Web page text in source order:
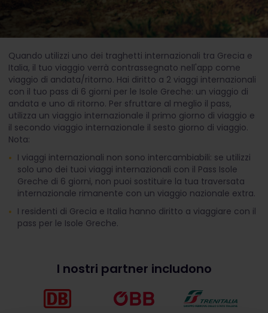
Quando utilizzi uno dei traghetti internazionali tra Grecia e
Italia, il tuo viaggio verrà contrassegnato nell'app come
viaggio di andata/ritorno. Hai diritto a 2 viaggi internazionali
con il tuo pass di 6 giorni per le Isole Greche: un viaggio di
andata e uno di ritorno. Per sfruttare al meglio il pass,
utilizza un viaggio internazionale il primo giorno di viaggio e
il secondo viaggio internazionale il sesto giorno di viaggio.
Nota:
I viaggi internazionali non sono intercambiabili: se utilizzi
solo uno dei tuoi viaggi internazionali con il Pass Isole
Greche di 6 giorni, non puoi sostituire la tua traversata
internazionale rimanente con un viaggio nazionale extra.
I residenti di Grecia e Italia hanno diritto a viaggiare con il
pass per le Isole Greche.
I nostri partner includono